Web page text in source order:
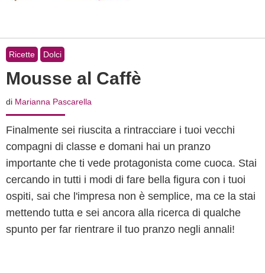
Ricette Dolci
Mousse al Caffè
di Marianna Pascarella
Finalmente sei riuscita a rintracciare i tuoi vecchi
compagni di classe e domani hai un pranzo
importante che ti vede protagonista come cuoca. Stai
cercando in tutti i modi di fare bella figura con i tuoi
ospiti, sai che l'impresa non è semplice, ma ce la stai
mettendo tutta e sei ancora alla ricerca di qualche
spunto per far rientrare il tuo pranzo negli annali!